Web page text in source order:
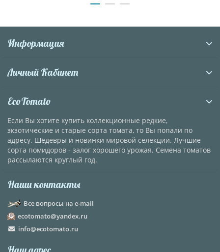
Информация
Личный Кабинет
EcoTomato
Если Вы хотите купить коллекционные редкие,
экзотические и старые сорта томата, то Вы попали по
адресу. Шедевры и новинки мировой селекции. Лучшие
сорта помидоров - залог хорошего урожая. Семена томатов
рассылаются круглый год.
Наши контакты
Все вопросы на e-mail
ecotomato@yandex.ru
info@ecotomato.ru